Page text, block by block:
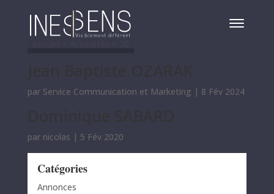
par Service Communication et Marketing | 8 Fév 2024
par nicolas | 5 Fév 2020
Catégories
Annonces